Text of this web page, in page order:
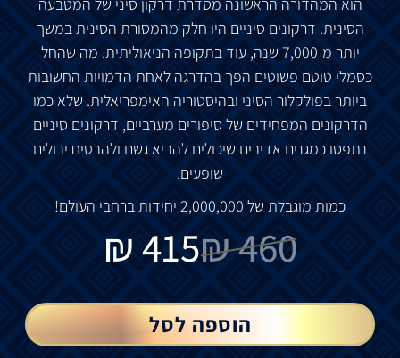
הסינית. דרקונים סיניים היו חלק מהמסורת הסינית במשך
יותר מ-7,000 שנה, עוד בתקופה הניאוליתית. מה שהחל
כסמלי טוטם פשוטים הפך בהדרגה לאחת הדמויות החשובות
ביותר בפולקלור הסיני ובהיסטוריה האימפריאלית. שלא כמו
הדרקונים המפחידים של סיפורים מערביים, דרקונים סיניים
נתפסו כמגנים אדיבים שיכולים להביא גשם ולהבטיח יבולים
שופעים.
כמות מוגבלת של 2,000,000 יחידות ברחבי העולם!
460
₪
415
₪
הוספה לסל